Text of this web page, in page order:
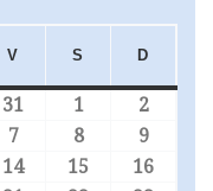
V VENDREDI
S SAMEDI
D
2026
31 31 juillet 2026
1 1 août 2026
2
2026
7 7 août 2026
8 8 août 2026
9
2026
1414 août 2026
15 15 août 2026
16